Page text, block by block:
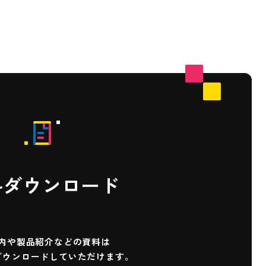
ウンロード
や製品紹介などの資料は
ンロード していただけます。